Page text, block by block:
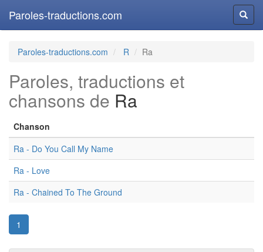
Paroles-traductions.com
Paroles-traductions.com R Ra
Paroles, traductions et
chansons de Ra
Chanson
Ra - Do You Call My Name
Ra - Love
Ra - Chained To The Ground
1